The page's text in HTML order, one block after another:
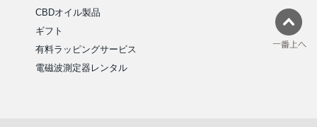
CBDオイル製品
ギフト
有料ラッピングサービス
電磁波測定器レンタル